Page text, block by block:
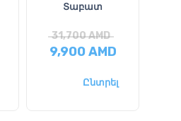
Տաբատ
31,700AMD
9,900AMD
Ընտրել